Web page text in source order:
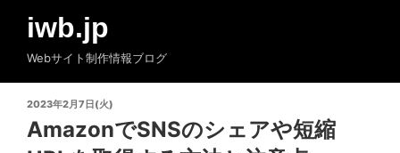
iwb.jp
Webサイト制作情報ブログ
投
稿
日:
2023年2月7日(火)
AmazonでSNSのシェアや短縮